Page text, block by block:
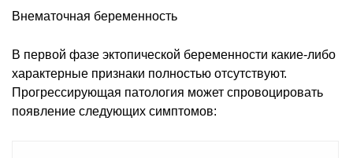
Внематочная беременность
В первой фазе эктопической беременности какие-либо
характерные признаки полностью отсутствуют.
Прогрессирующая патология может спровоцировать
появление следующих симптомов: